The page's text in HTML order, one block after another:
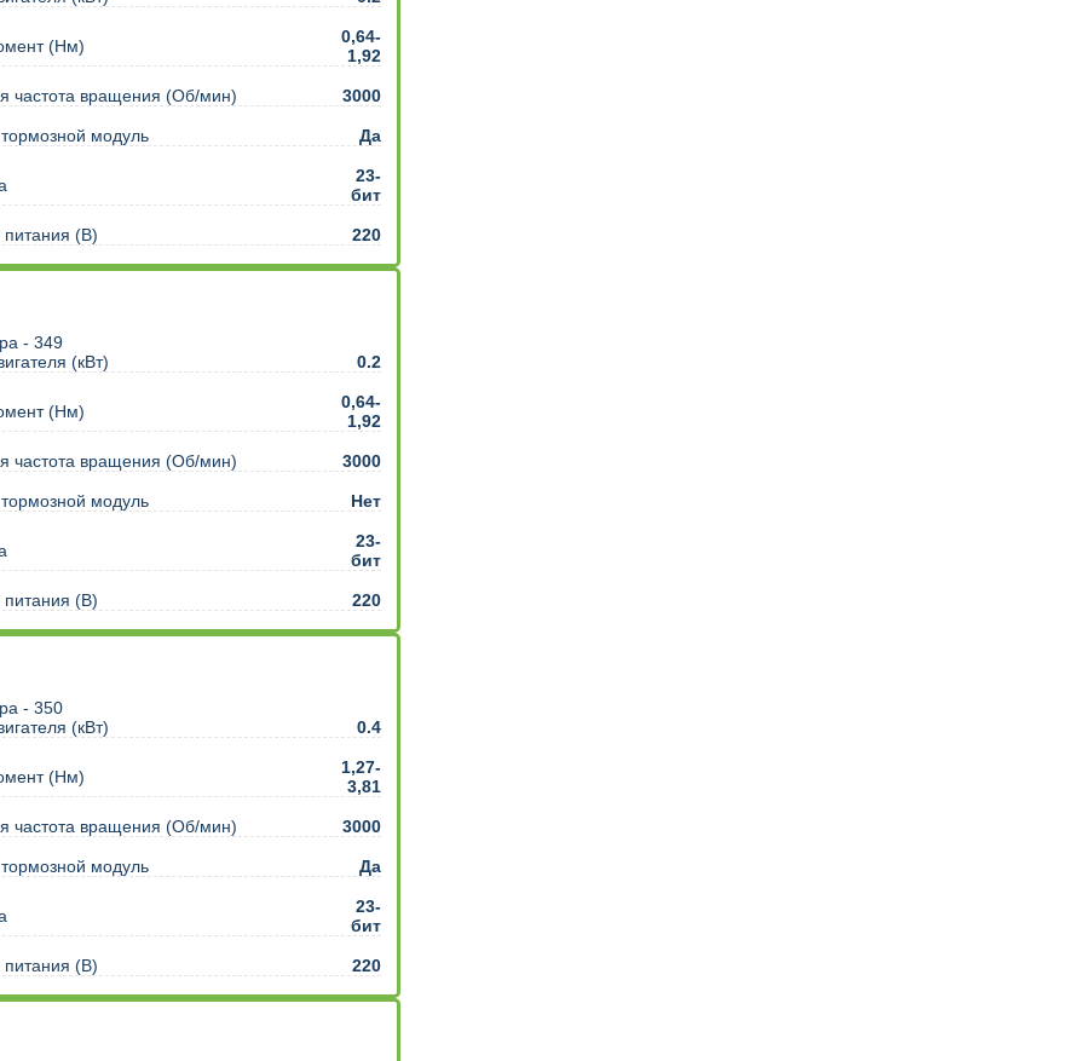
(Нм)
0,64-
1,92
частота вращения (Об/мин) 3000
модуль Да
23-
бит
(В) 220
(кВт) 0.2
(Нм)
0,64-
1,92
частота вращения (Об/мин) 3000
модуль Нет
23-
бит
(В) 220
(кВт) 0.4
(Нм)
1,27-
3,81
частота вращения (Об/мин) 3000
модуль Да
23-
бит
(В) 220